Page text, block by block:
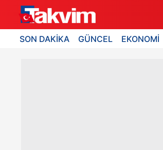
SON DAKİKA GÜNCEL EKONOMİ